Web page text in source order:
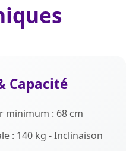
Capacité
minimum : 68 cm
: 140 kg - Inclinaison